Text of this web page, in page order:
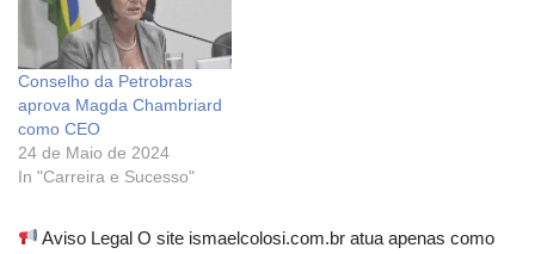
Conselho da Petrobras
aprova Magda Chambriard
como CEO
24 de Maio de 2024
In "Carreira e Sucesso"
Aviso Legal O site ismaelcolosi.com.br atua apenas como